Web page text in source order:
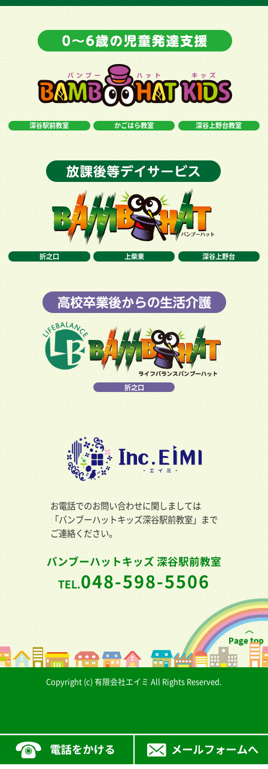
深谷駅前教室 かごはら教室 深谷上野台教室
折之口 上柴東 深谷上野台
折之口
お電話でのお問い合わせに関しましては
「バンブーハットキッズ深谷駅前教室」まで
ご連絡ください。
バンブーハットキッズ 深谷駅前教室
TEL.048-598-5506
Copyright (c) 有限会社エイミ All Rights Reserved.